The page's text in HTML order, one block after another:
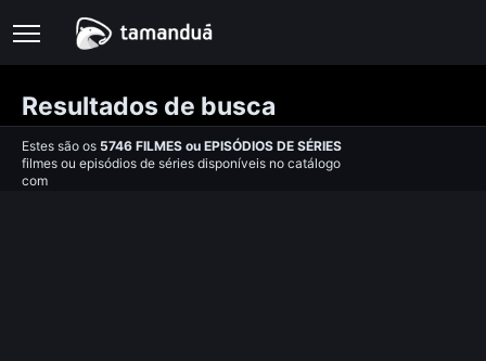
Resultados de busca
Estes são os 5746 FILMES ou EPISÓDIOS DE SÉRIES
filmes ou episódios de séries disponíveis no catálogo
com